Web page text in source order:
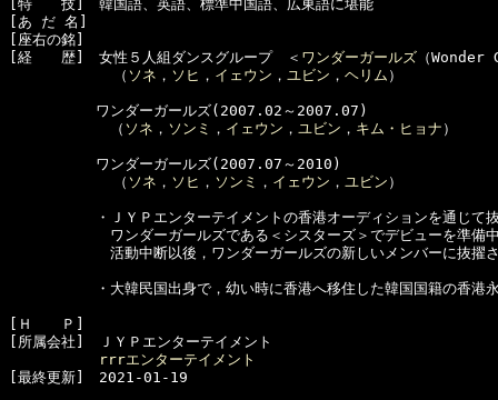
[特　　技]　韓国語、英語、標準中国語、広東語に堪能
[あ だ 名]
[座右の銘]
[経　　歴]　女性５人組ダンスグループ　＜ ワンダーガールズ （
  　　　　　　（
ソネ ， ソヒ ， イェウン ， ユビン ， ヘリム ）
ワンダーガールズ(2007.02～2007.07)
（ ソネ ， ソンミ ， イェウン ， ユビン ， キム・ヒョナ ）
ワンダーガールズ(2007.07～2010)
  　　　　　　（
ソネ ， ソヒ ， ソンミ ， イェウン ， ユビン ）
・ＪＹＰエンターテイメントの香港オーディションを通じて抜
ワンダーガールズである＜シスターズ＞でデビューを準備中
活動中断以後，ワンダーガールズの新しいメンバーに抜擢さ
・大韓民国出身で，幼い時に香港へ移住した韓国国籍の香港永
[Ｈ　　Ｐ]
[所属会社]　ＪＹＰエンターテイメント
rrrエンターテイメント